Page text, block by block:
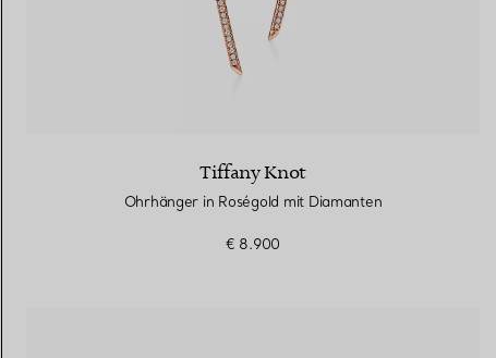
Tiffany Knot
Ohrhänger in Roségold mit Diamanten
€ 8.900